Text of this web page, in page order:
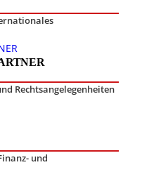
Rechtsangelegenheiten
und